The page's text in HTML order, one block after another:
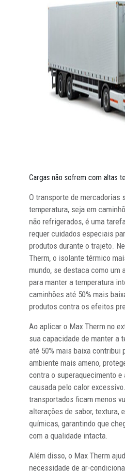
Cargas não sofrem com altas
O transporte de mercadorias
temperatura, seja em
não refrigerados, é uma
requer cuidados especiais
produtos durante o trajeto.
Therm, o isolante térmico
mundo, se destaca como um
para manter a temperatura
caminhões até 50% mais
produtos contra os efeitos
Ao aplicar o Max Therm no
sua capacidade de manter a
até 50% mais baixa contribui
ambiente mais ameno,
contra o superaquecimento e
causada pelo calor
transportados ficam menos
alterações de sabor, textura,
químicas, garantindo que
com a qualidade intacta.
Além disso, o Max Therm
necessidade de ar-